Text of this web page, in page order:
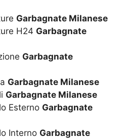
Garbagnate Milanese
H24 Garbagnate
Garbagnate
Garbagnate Milanese
Garbagnate Milanese
Esterno Garbagnate
Interno Garbagnate